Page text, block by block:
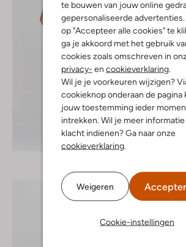
te bouwen van jouw online
gepersonaliseerde
op "Accepteer alle cookies" te
ga je akkoord met het gebruik
cookies zoals omschreven in
privacy- en cookieverklaring.
Wil je je voorkeuren wijzigen?
cookieknop onderaan de pagina
jouw toestemming ieder
intrekken. Wil je meer
klacht indienen? Ga naar onze
cookieverklaring.
Weigeren
Cookie-instellingen
Ontdek de look